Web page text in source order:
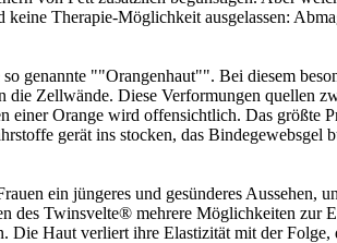
Therapie-Möglichkeit ausgelassen:
genannte ""Orangenhaut"". Bei diesem
Zellwände. Diese Verformungen quellen
Orange wird offensichtlich. Das größte
gerät ins stocken, das Bindegewebsgel
ein jüngeres und gesünderes
des Twinsvelte® mehrere Möglichkeiten zur
Die Haut verliert ihre Elastizität mit der